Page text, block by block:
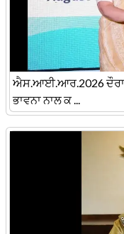
ਐਸ.ਆਈ.ਆਰ.2026
ਭਾਵਨਾ ਨਾਲ ਕ ...